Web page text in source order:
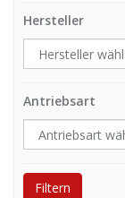
Hersteller
Antriebsart
Filtern